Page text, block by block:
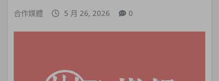
合作媒體 5 月 26, 2026 0